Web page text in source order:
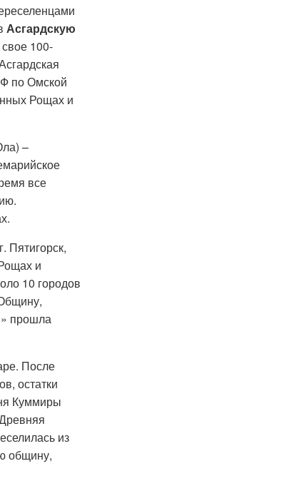
Асгардскую
100-
по Омской
Рощах и
–
все
Пятигорск,
и
10 городов
» прошла
После
остатки
Куммиры
из
общину,